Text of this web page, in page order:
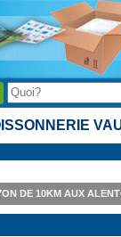
DE 10KM AUX